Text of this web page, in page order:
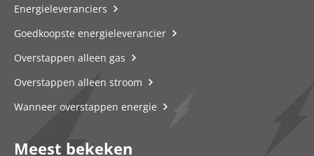
Energieleveranciers
Goedkoopste energieleverancier
Overstappen alleen gas
Overstappen alleen stroom
Wanneer overstappen energie
Meest bekeken